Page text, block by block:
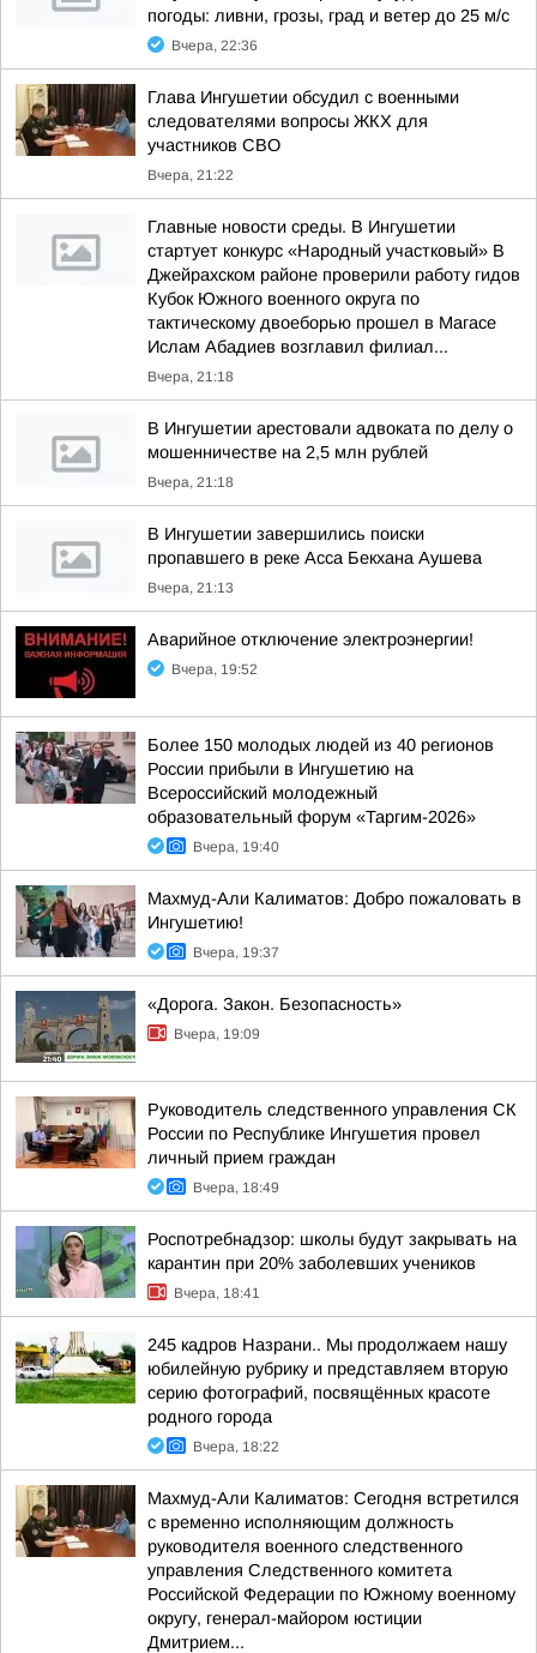
погоды: ливни, грозы, град и ветер до 25 м/с
Вчера, 22:36
Глава Ингушетии обсудил с военными
следователями вопросы ЖКХ для
участников СВО
Вчера, 21:22
Главные новости среды. В Ингушетии
стартует конкурс «Народный участковый» В
Джейрахском районе проверили работу гидов
Кубок Южного военного округа по
тактическому двоеборью прошел в Магасе
Ислам Абадиев возглавил филиал...
Вчера, 21:18
В Ингушетии арестовали адвоката по делу о
мошенничестве на 2,5 млн рублей
Вчера, 21:18
В Ингушетии завершились поиски
пропавшего в реке Асса Бекхана Аушева
Вчера, 21:13
Аварийное отключение электроэнергии!
Вчера, 19:52
Более 150 молодых людей из 40 регионов
России прибыли в Ингушетию на
Всероссийский молодежный
образовательный форум «Таргим-2026»
Вчера, 19:40
Махмуд-Али Калиматов: Добро пожаловать в
Ингушетию!
Вчера, 19:37
«Дорога. Закон. Безопасность»
Вчера, 19:09
Руководитель следственного управления СК
России по Республике Ингушетия провел
личный прием граждан
Вчера, 18:49
Роспотребнадзор: школы будут закрывать на
карантин при 20% заболевших учеников
Вчера, 18:41
245 кадров Назрани.. Мы продолжаем нашу
юбилейную рубрику и представляем вторую
серию фотографий, посвящённых красоте
родного города
Вчера, 18:22
Махмуд-Али Калиматов: Сегодня встретился
с временно исполняющим должность
руководителя военного следственного
управления Следственного комитета
Российской Федерации по Южному военному
округу, генерал-майором юстиции
Дмитрием...